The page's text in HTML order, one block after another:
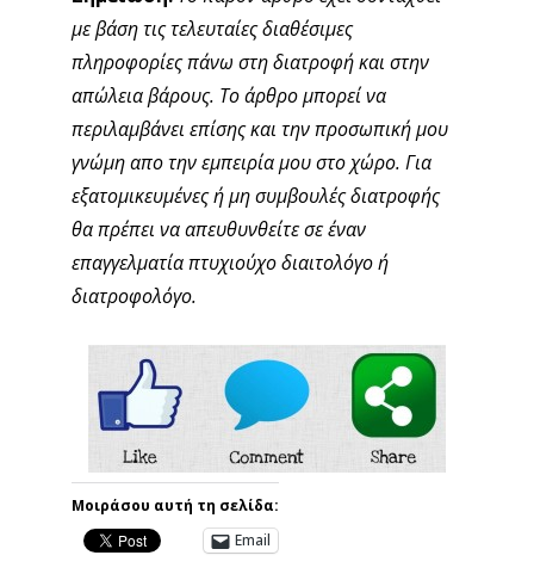
με βάση τις τελευταίες διαθέσιμες
πληροφορίες πάνω στη διατροφή και στην
απώλεια βάρους. Το άρθρο μπορεί να
περιλαμβάνει επίσης και την προσωπική μου
γνώμη απο την εμπειρία μου στο χώρο. Για
εξατομικευμένες ή μη συμβουλές διατροφής
θα πρέπει να απευθυνθείτε σε έναν
επαγγελματία πτυχιούχο διαιτολόγο ή
διατροφολόγο.
Μοιράσου αυτή τη σελίδα:
Email